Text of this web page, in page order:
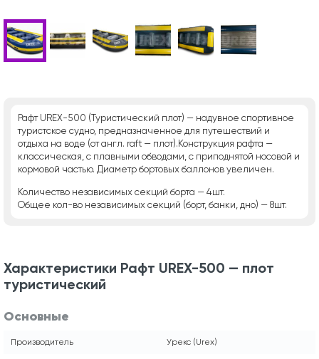
Рафт UREX-500 (Туристический плот) — надувное спортивное
туристское судно, предназначенное для путешествий и
отдыха на воде (от англ. raft — плот).Конструкция рафта —
классическая, с плавными обводами, с приподнятой носовой и
кормовой частью. Диаметр бортовых баллонов увеличен.
Количество независимых секций борта — 4шт.
Общее кол-во независимых секций (борт, банки, дно) — 8шт.
Характеристики Рафт UREX-500 — плот
туристический
Основные
Производитель Урекс (Urex)